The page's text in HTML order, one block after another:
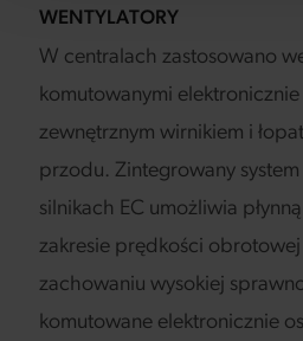
WENTYLATORY
W centralach zastosowano
komutowanymi elektronicznie
zewnętrznym wirnikiem i
przodu. Zintegrowany
silnikach EC umożliwia
zakresie prędkości
zachowaniu wysokiej
komutowane elektronicznie